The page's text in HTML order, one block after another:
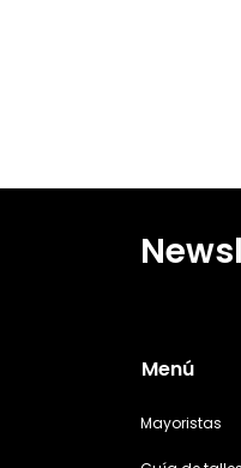
Menú
Mayoristas